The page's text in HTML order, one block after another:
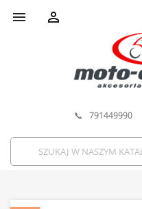
 
📞 791449990